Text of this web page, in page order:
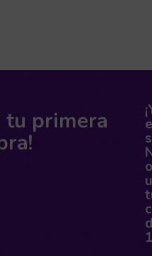
tu primera